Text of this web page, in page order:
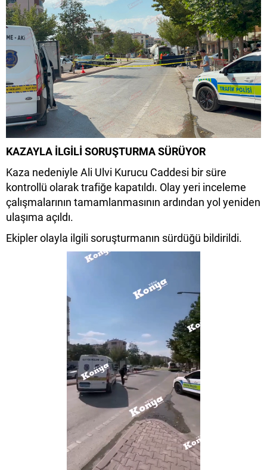
KAZAYLA İLGİLİ SORUŞTURMA SÜRÜYOR
Kaza nedeniyle Ali Ulvi Kurucu Caddesi bir süre
kontrollü olarak trafiğe kapatıldı. Olay yeri inceleme
çalışmalarının tamamlanmasının ardından yol yeniden
ulaşıma açıldı.
Ekipler olayla ilgili soruşturmanın sürdüğü bildirildi.